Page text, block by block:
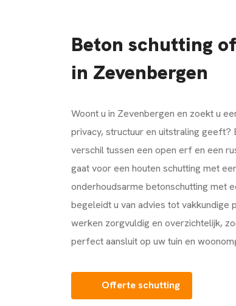
Beton schutting
in Zevenbergen
Woont u in Zevenbergen en zoekt u
privacy, structuur en uitstraling geeft?
verschil tussen een open erf en een
gaat voor een houten schutting met
onderhoudsarme betonschutting met
begeleidt u van advies tot vakkundige
werken zorgvuldig en overzichtelijk,
perfect aansluit op uw tuin en
Offerte schutting